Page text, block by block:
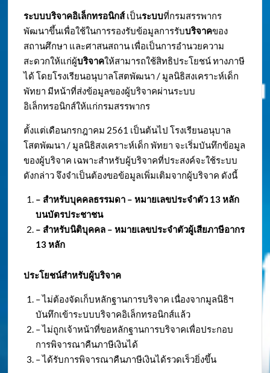
ระบบบริจาคอิเล็กทรอนิกส์เป็นระบบที่กรมสรรพากร
พัฒนาขึ้นเพื่อใช้ในการรองรับข้อมูลการรับบริจาคของ
สถานศึกษา และศาสนสถาน เพื่อเป็นการอำนวยความ
สะดวกให้แก่ผู้บริจาคให้สามารถใช้สิทธิประโยชน์ ทางภาษี
ได้ โดยโรงเรียนอนุบาลโสตพัฒนา / มูลนิธิสงเคราะห์เด็ก
พัทยา มีหน้าที่ส่งข้อมูลของผู้บริจาคผ่านระบบ
อิเล็กทรอนิกส์ให้แก่กรมสรรพากร
ตั้งแต่เดือนกรกฎาคม 2561 เป็นต้นไป โรงเรียนอนุบาล
โสตพัฒนา / มูลนิธิสงเคราะห์เด็ก พัทยา จะเริ่มบันทึกข้อมูล
ของผู้บริจาค เฉพาะสำหรับผู้บริจาคที่ประสงค์จะใช้ระบบ
ดังกล่าว จึงจำเป็นต้องขอข้อมูลเพิ่มเติมจากผู้บริจาค ดังนี้
– สำหรับบุคคลธรรมดา – หมายเลขประจำตัว 13 หลัก
บนบัตรประชาชน
– สำหรับนิติบุคคล – หมายเลขประจำตัวผู้เสียภาษีอากร
13 หลัก
ประโยชน์สำหรับผู้บริจาค
– ไม่ต้องจัดเก็บหลักฐานการบริจาค เนื่องจากมูลนิธิฯ
บันทึกเข้าระบบบริจาคอิเล็กทรอนิกส์แล้ว
– ไม่ถูกเจ้าหน้าที่ขอหลักฐานการบริจาคเพื่อประกอบ
การพิจารณาคืนภาษีเงินได้
– ได้รับการพิจารณาคืนภาษีเงินได้รวดเร็วยิ่งขึ้น